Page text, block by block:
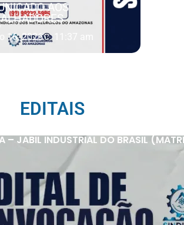
AOS
16, 2026
EDITAIS
– JABIL INDUSTRIAL DO BRASIL